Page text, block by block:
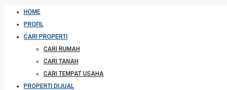
HOME
PROFIL
CARI PROPERTI
CARI RUMAH
CARI TANAH
CARI TEMPAT USAHA
PROPERTI DIJUAL